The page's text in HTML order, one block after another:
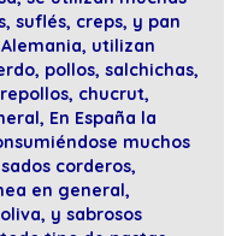
suflés, creps, y pan
utilizan
pollos, salchichas,
chucrut,
En España la
muchos
corderos,
en general,
y sabrosos